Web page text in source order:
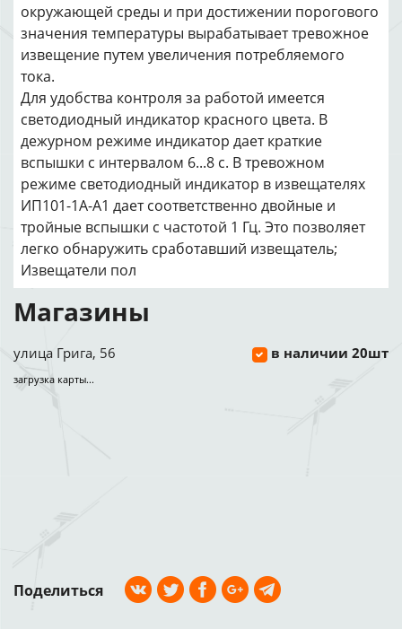
окружающей среды и при достижении порогового
значения температуры вырабатывает тревожное
извещение путем увеличения потребляемого
тока.
Для удобства контроля за работой имеется
светодиодный индикатор красного цвета. В
дежурном режиме индикатор дает краткие
вспышки с интервалом 6...8 с. В тревожном
режиме светодиодный индикатор в извещателях
ИП101-1А-А1 дает соответственно двойные и
тройные вспышки с частотой 1 Гц. Это позволяет
легко обнаружить сработавший извещатель;
Извещатели пол
Магазины
улица Грига, 56 в наличии 20шт
загрузка карты...
Поделиться